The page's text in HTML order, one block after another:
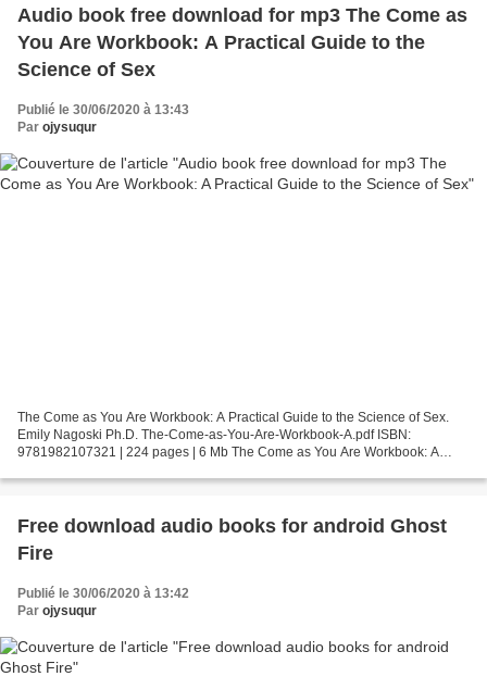
Audio book free download for mp3 The Come as
You Are Workbook: A Practical Guide to the
Science of Sex
Publié le 30/06/2020 à 13:43
Par ojysuqur
The Come as You Are Workbook: A Practical Guide to the Science of Sex.
Emily Nagoski Ph.D. The-Come-as-You-Are-Workbook-A.pdf ISBN:
9781982107321 | 224 pages | 6 Mb The Come as You Are Workbook: A
Free download audio books for android Ghost
Fire
Publié le 30/06/2020 à 13:42
Par ojysuqur